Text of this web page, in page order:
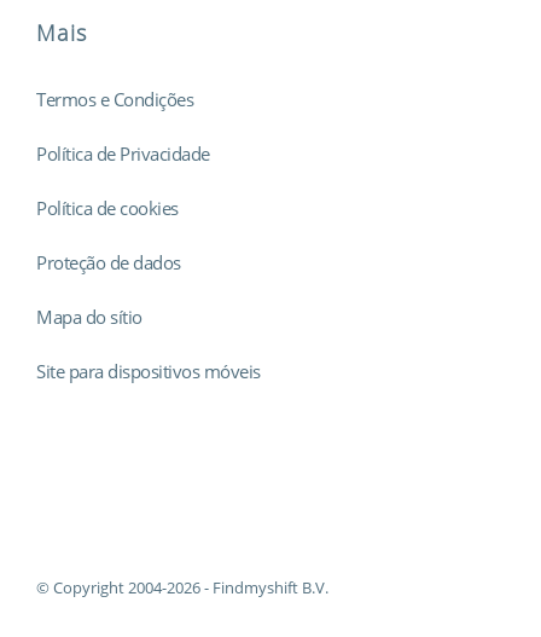
Mais
Termos e Condições
Política de Privacidade
Política de cookies
Proteção de dados
Mapa do sítio
Site para dispositivos móveis
© Copyright 2004-2026 - Findmyshift B.V.